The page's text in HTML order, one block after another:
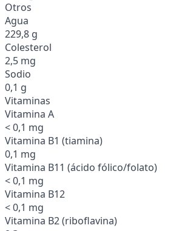
Otros
Agua
229,8 g
Colesterol
2,5 mg
Sodio
0,1 g
Vitaminas
Vitamina A
< 0,1 mg
Vitamina B1 (tiamina)
0,1 mg
Vitamina B11 (ácido fólico/folato)
< 0,1 mg
Vitamina B12
< 0,1 mg
Vitamina B2 (riboflavina)